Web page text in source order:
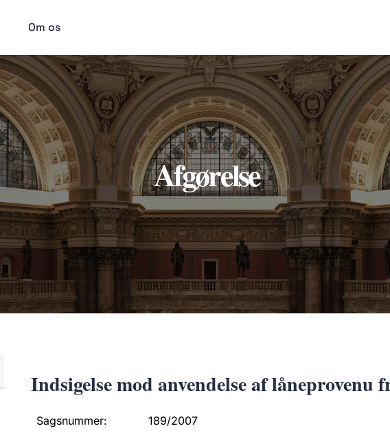
Om os
Afgørelse
Indsigelse mod anvendelse af låneprovenu
Sagsnummer:
189/2007